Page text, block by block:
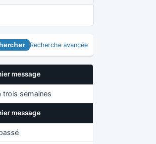
Recherche avancée
message
trois semaines
message